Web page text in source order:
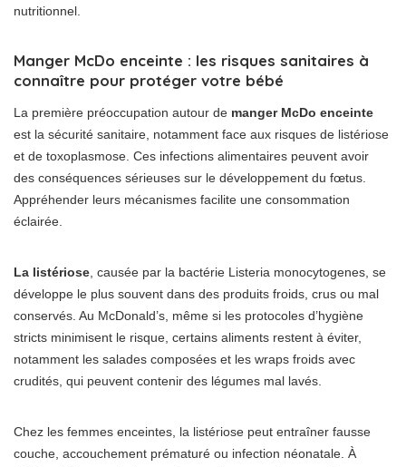
nutritionnel.
Manger McDo enceinte : les risques sanitaires à
connaître pour protéger votre bébé
La première préoccupation autour de manger McDo enceinte
est la sécurité sanitaire, notamment face aux risques de listériose
et de toxoplasmose. Ces infections alimentaires peuvent avoir
des conséquences sérieuses sur le développement du fœtus.
Appréhender leurs mécanismes facilite une consommation
éclairée.
La listériose, causée par la bactérie Listeria monocytogenes, se
développe le plus souvent dans des produits froids, crus ou mal
conservés. Au McDonald’s, même si les protocoles d’hygiène
stricts minimisent le risque, certains aliments restent à éviter,
notamment les salades composées et les wraps froids avec
crudités, qui peuvent contenir des légumes mal lavés.
Chez les femmes enceintes, la listériose peut entraîner fausse
couche, accouchement prématuré ou infection néonatale. À